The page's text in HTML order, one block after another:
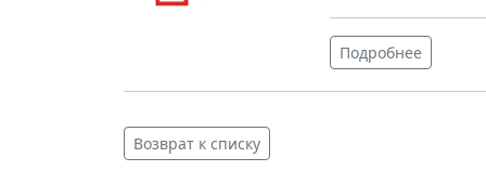
Подробнее
Возврат к списку